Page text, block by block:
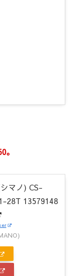
。
マノ) CS-
28T 13579148